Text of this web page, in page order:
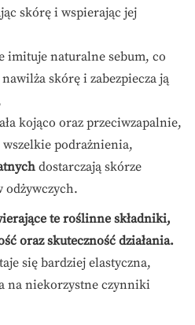
skórę i wspierając jej
imituje naturalne sebum, co
skórę i zabezpiecza ją
kojąco oraz przeciwzapalnie,
wszelkie podrażnienia,
dostarczają skórze
odżywczych.
te roślinne składniki,
oraz skuteczność działania.
się bardziej elastyczna,
na niekorzystne czynniki